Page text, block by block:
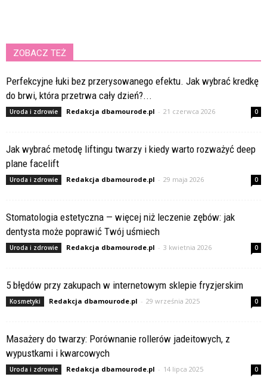
ZOBACZ TEŻ
Perfekcyjne łuki bez przerysowanego efektu. Jak wybrać kredkę
do brwi, która przetrwa cały dzień?...
Uroda i zdrowie Redakcja dbamourode.pl - 21 czerwca 2026 0
Jak wybrać metodę liftingu twarzy i kiedy warto rozważyć deep
plane facelift
Uroda i zdrowie Redakcja dbamourode.pl - 29 maja 2026 0
Stomatologia estetyczna — więcej niż leczenie zębów: jak
dentysta może poprawić Twój uśmiech
Uroda i zdrowie Redakcja dbamourode.pl - 3 kwietnia 2026 0
5 błędów przy zakupach w internetowym sklepie fryzjerskim
Kosmetyki Redakcja dbamourode.pl - 29 września 2025 0
Masażery do twarzy: Porównanie rollerów jadeitowych, z
wypustkami i kwarcowych
Uroda i zdrowie Redakcja dbamourode.pl - 14 lipca 2025 0